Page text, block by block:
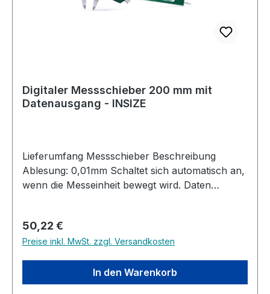
Digitaler Messschieber 200 mm mit
Datenausgang - INSIZE
Lieferumfang Messschieber Beschreibung
Ablesung: 0,01mm Schaltet sich automatisch an,
wenn die Messeinheit bewegt wird. Daten
Regulärer Preis:
50,22 €
Preise inkl. MwSt. zzgl. Versandkosten
In den Warenkorb